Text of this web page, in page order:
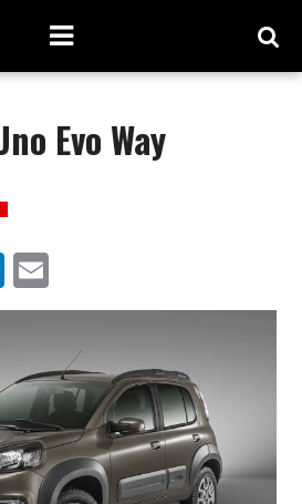
Evo Way
LinkedIn
Email